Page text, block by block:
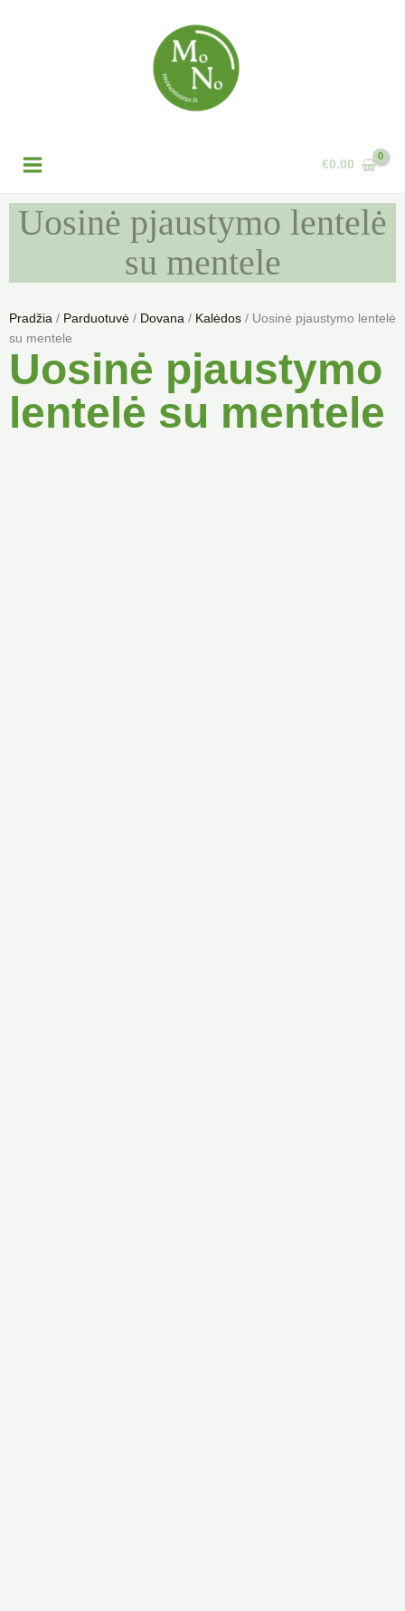
€0.00
Uosinė pjaustymo lentelė
su mentele
Pradžia / Parduotuvė / Dovana / Kalėdos / Uosinė pjaustymo lentelė
su mentele
Uosinė pjaustymo
lentelė su mentele